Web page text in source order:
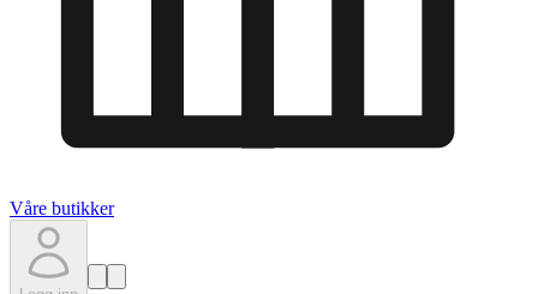
Våre butikker